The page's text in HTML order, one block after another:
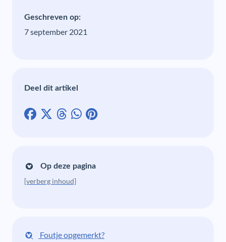
Geschreven op:
7 september 2021
Deel dit artikel
Op deze pagina
[verberg inhoud]
Foutje opgemerkt?